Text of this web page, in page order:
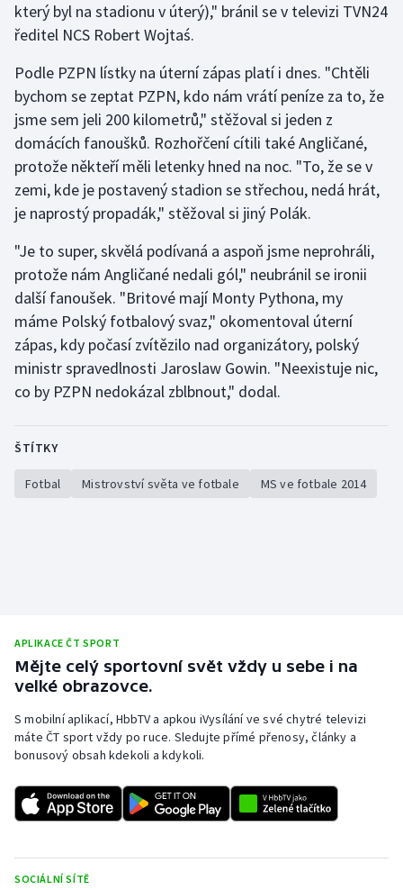
Short track
Sportovní střelba
Stolní tenis
Triatlon
Veslování
Vodní slalom
Volejbal
Ostatní
který byl na stadionu v úterý)," bránil se v televizi TVN24
ředitel NCS Robert Wojtaś.
Podle PZPN lístky na úterní zápas platí i dnes. "Chtěli
bychom se zeptat PZPN, kdo nám vrátí peníze za to, že
jsme sem jeli 200 kilometrů," stěžoval si jeden z
domácích fanoušků. Rozhořčení cítili také Angličané,
protože někteří měli letenky hned na noc. "To, že se v
zemi, kde je postavený stadion se střechou, nedá hrát,
je naprostý propadák," stěžoval si jiný Polák.
"Je to super, skvělá podívaná a aspoň jsme neprohráli,
protože nám Angličané nedali gól," neubránil se ironii
další fanoušek. "Britové mají Monty Pythona, my
máme Polský fotbalový svaz," okomentoval úterní
zápas, kdy počasí zvítězilo nad organizátory, polský
ministr spravedlnosti Jaroslaw Gowin. "Neexistuje nic,
co by PZPN nedokázal zblbnout," dodal.
ŠTÍTKY
Fotbal Mistrovství světa ve fotbale MS ve fotbale 2014
APLIKACE ČT SPORT
Mějte celý sportovní svět vždy u sebe i na
velké obrazovce.
S mobilní aplikací, HbbTV a apkou iVysílání ve své chytré televizi
máte ČT sport vždy po ruce. Sledujte přímé přenosy, články a
bonusový obsah kdekoli a kdykoli.
SOCIÁLNÍ SÍTĚ